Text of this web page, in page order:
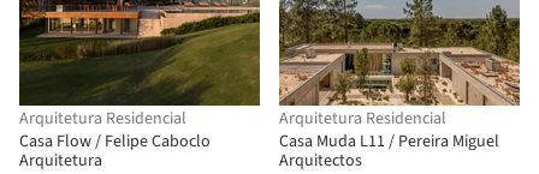
Arquitetura Residencial
Casa Flow / Felipe Caboclo
Arquitetura
Arquitetura Residencial
Casa Muda L11 / Pereira Miguel
Arquitectos